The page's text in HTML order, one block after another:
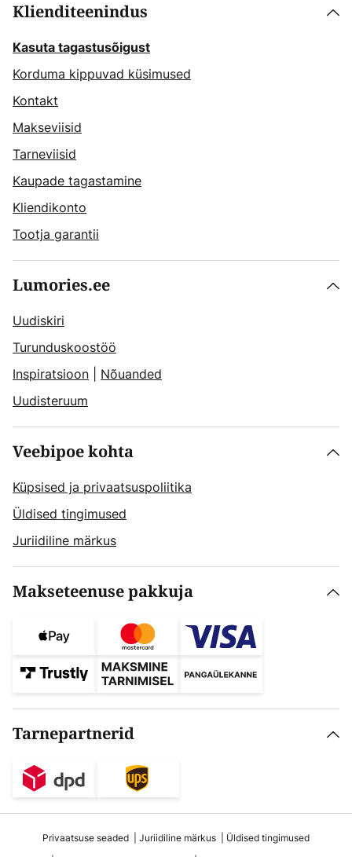
Klienditeenindus
Kasuta tagastusõigust
Korduma kippuvad küsimused
Kontakt
Makseviisid
Tarneviisid
Kaupade tagastamine
Kliendikonto
Tootja garantii
Lumories.ee
Uudiskiri
Turunduskoostöö
Inspiratsioon
Nõuanded
Uudisteruum
Veebipoe kohta
Küpsised ja privaatsuspoliitika
Üldised tingimused
Juriidiline märkus
Makseteenuse pakkuja
Tarnepartnerid
Privaatsuse seaded Juriidiline märkus
Üldised tingimused